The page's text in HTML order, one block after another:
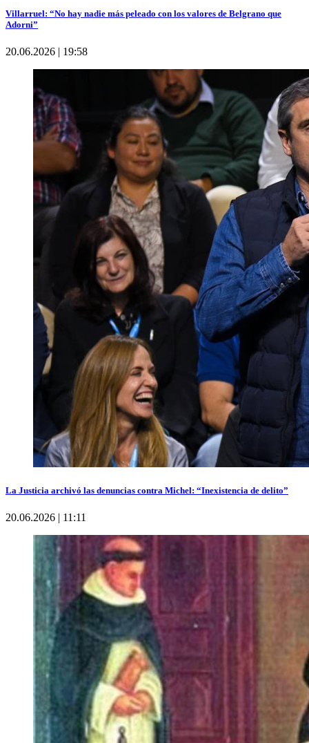
Villarruel: “No hay nadie más peleado con los valores de Belgrano que
Adorni”
20.06.2026 | 19:58
La Justicia archivó las denuncias contra Michel: “Inexistencia de delito”
20.06.2026 | 11:11